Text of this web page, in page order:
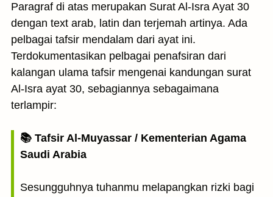
Paragraf di atas merupakan Surat Al-Isra Ayat 30
dengan text arab, latin dan terjemah artinya. Ada
pelbagai tafsir mendalam dari ayat ini.
Terdokumentasikan pelbagai penafsiran dari
kalangan ulama tafsir mengenai kandungan surat
Al-Isra ayat 30, sebagiannya sebagaimana
terlampir:
📚 Tafsir Al-Muyassar / Kementerian Agama
Saudi Arabia
Sesungguhnya tuhanmu melapangkan rizki bagi